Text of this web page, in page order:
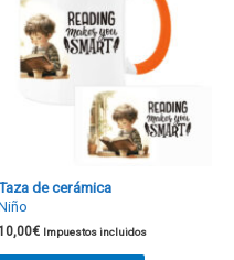
de cerámica
€ Impuestos incluidos